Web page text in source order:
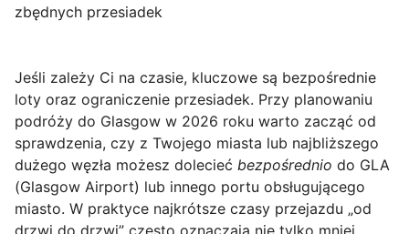
zbędnych przesiadek
Jeśli zależy Ci na czasie, kluczowe są bezpośrednie
loty oraz ograniczenie przesiadek. Przy planowaniu
podróży do Glasgow w 2026 roku warto zacząć od
sprawdzenia, czy z Twojego miasta lub najbliższego
dużego węzła możesz dolecieć bezpośrednio do GLA
(Glasgow Airport) lub innego portu obsługującego
miasto. W praktyce najkrótsze czasy przejazdu „od
drzwi do drzwi” często oznaczają nie tylko mniej